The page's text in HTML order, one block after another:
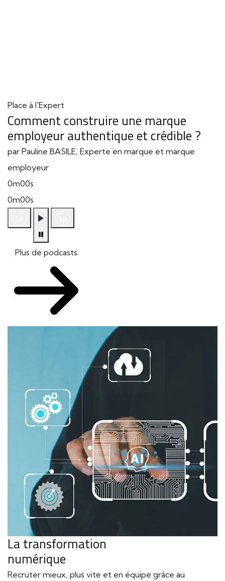
Place à l'Expert
Comment construire une marque
employeur authentique et crédible ?
par Pauline BASILE, Experte en marque et marque
employeur
0m00s
0m00s
Plus de podcasts
La transformation
numérique
Recruter mieux, plus vite et en équipe grâce au